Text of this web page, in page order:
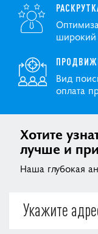
широкий
Вид
оплата
Хотите
лучше и
Наша глубокая